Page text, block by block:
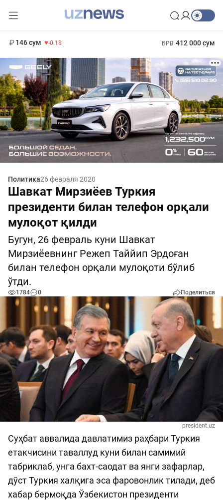
146 сум -0.18 БРВ 412 000 сум
Политика26 февраля 2020
Шавкат Мирзиёев Туркия
президенти билан телефон орқали
мулоқот қилди
Бугун, 26 февраль куни Шавкат
Мирзиёевнинг Режеп Таййип Эрдоған
билан телефон орқали мулоқоти бўлиб
ўтди.
1784 0 Поделиться
president.uz
Суҳбат аввалида давлатимиз раҳбари Туркия
етакчисини таваллуд куни билан самимий
табриклаб, унга бахт-саодат ва янги зафарлар,
дўст Туркия халқига эса фаровонлик тилади, деб
хабар бермоқда Ўзбекистон президенти